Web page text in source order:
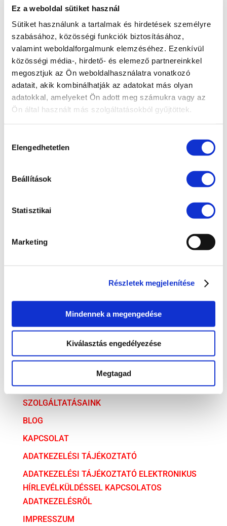
Ez a weboldal sütiket használ
Sütiket használunk a tartalmak és hirdetések személyre
szabásához, közösségi funkciók biztosításához,
valamint weboldalforgalmunk elemzéséhez. Ezenkívül
közösségi média-, hirdető- és elemező partnereinkkel
megosztjuk az Ön weboldalhasználatra vonatkozó
adatait, akik kombinálhatják az adatokat más olyan
adatokkal, amelyeket Ön adott meg számukra vagy az
Ön által használt más szolgáltatásokból gyűjtöttek.
kiválasztása
Elengedhetetlen
Beállítások
Statisztikai
Marketing
Részletek megjelenítése
Mindennek a megengedése
Kiválasztás engedélyezése
Megtagad
KATEGÓRIA
Adatvédelem
Adózás
Bejelentővédelem
Compliance
EU jog
Fogyasztóvédelem
Irodai hírek
Követeléskezelés
Peres eljárások
ARCHÍVUM
AZ ÜGYVÉDI TÁRSULÁS
SZOLGÁLTATÁSAINK
BLOG
KAPCSOLAT
ADATKEZELÉSI TÁJÉKOZTATÓ
ADATKEZELÉSI TÁJÉKOZTATÓ ELEKTRONIKUS
HÍRLEVÉLKÜLDÉSSEL KAPCSOLATOS
ADATKEZELÉSRŐL
IMPRESSZUM